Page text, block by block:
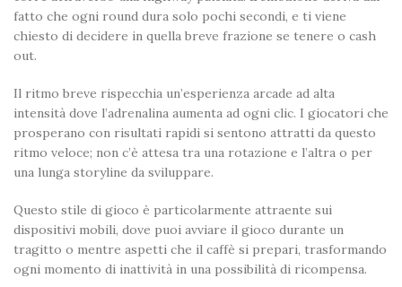
fatto che ogni round dura solo pochi secondi, e ti viene
chiesto di decidere in quella breve frazione se tenere o cash
out.
Il ritmo breve rispecchia un’esperienza arcade ad alta
intensità dove l’adrenalina aumenta ad ogni clic. I giocatori che
prosperano con risultati rapidi si sentono attratti da questo
ritmo veloce; non c’è attesa tra una rotazione e l’altra o per
una lunga storyline da sviluppare.
Questo stile di gioco è particolarmente attraente sui
dispositivi mobili, dove puoi avviare il gioco durante un
tragitto o mentre aspetti che il caffè si prepari, trasformando
ogni momento di inattività in una possibilità di ricompensa.